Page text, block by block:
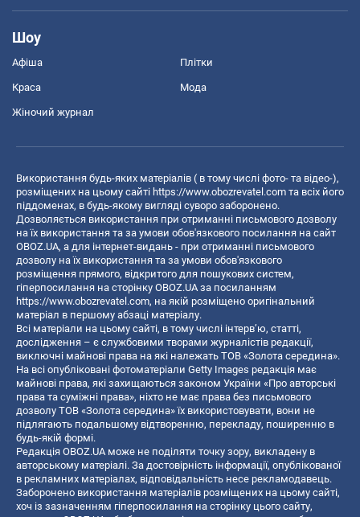
Шоу
Афіша Плітки
Краса Мода
Жіночий журнал
Використання будь-яких матеріалів ( в тому числі фото- та відео-),
розміщених на цьому сайті https://www.obozrevatel.com та всіх його
піддоменах, в будь-якому вигляді суворо заборонено.
Дозволяється використання при отриманні письмового дозволу
на їх використання та за умови обов'язкового посилання на сайт
OBOZ.UA, а для інтернет-видань - при отриманні письмового
дозволу на їх використання та за умови обов'язкового
розміщення прямого, відкритого для пошукових систем,
гіперпосилання на сторінку OBOZ.UA за посиланням
https://www.obozrevatel.com, на якій розміщено оригінальний
матеріал в першому абзаці матеріалу.
Всі матеріали на цьому сайті, в тому числі інтерв’ю, статті,
дослідження – є службовими творами журналістів редакції,
виключні майнові права на які належать ТОВ «Золота середина».
На всі опубліковані фотоматеріали Getty Images редакція має
майнові права, які захищаються законом України «Про авторські
права та суміжні права», ніхто не має права без письмового
дозволу ТОВ «Золота середина» їх використовувати, вони не
підлягають подальшому відтворенню, перекладу, поширенню в
будь-якій формі.
Редакція OBOZ.UA може не поділяти точку зору, викладену в
авторському матеріалі. За достовірність інформації, опублікованої
в рекламних матеріалах, відповідальність несе рекламодавець.
Заборонено використання матеріалів розміщених на цьому сайті,
хоч із зазначенням гіперпосилання на сторінку цього сайту,